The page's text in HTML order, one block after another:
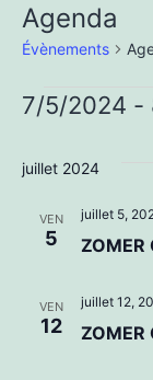
Agenda
Évènements
7/5/2024 -
une
juillet 2024
VEN
5
juillet 5,
VEN
12
juillet 12,